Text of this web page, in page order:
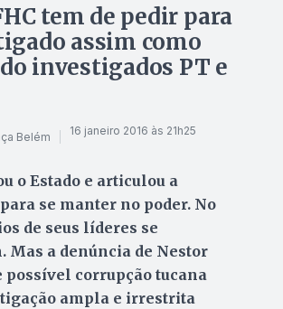
tem de pedir para
assim como
investigados PT e
Belém 16 janeiro 2016 às 21h25
o Estado e articulou a
se manter no poder. No
de seus líderes se
Mas a denúncia de Nestor
possível corrupção tucana
ampla e irrestrita